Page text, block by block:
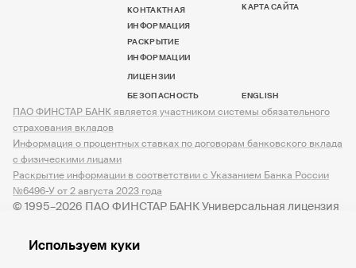
КОНТАКТНАЯ
ИНФОРМАЦИЯ
РАСКРЫТИЕ
ИНФОРМАЦИИ
ЛИЦЕНЗИИ
БЕЗОПАСНОСТЬ
КАРТА САЙТА
ENGLISH
© 1995–2026 ПАО ФИНСТАР БАНК Универсальная лицензия
ПАО ФИНСТАР БАНК является участником системы обязательного
страхования вкладов
Информация о процентных ставках по договорам банковского вклада
с физическими лицами
Раскрытие информации в соответствии с Указанием Банка России
№6496-У от 2 августа 2023 года
Используем куки